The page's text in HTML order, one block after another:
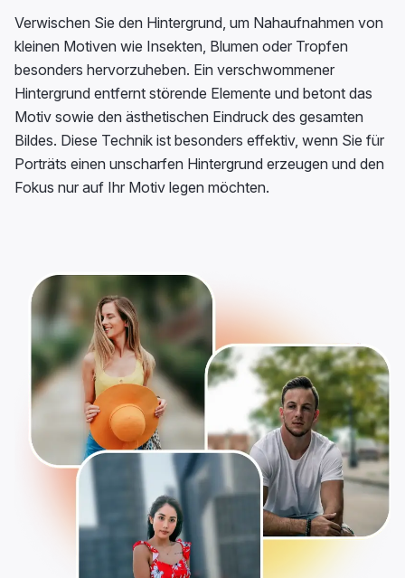
Verwischen Sie den Hintergrund, um Nahaufnahmen von
kleinen Motiven wie Insekten, Blumen oder Tropfen
besonders hervorzuheben. Ein verschwommener
Hintergrund entfernt störende Elemente und betont das
Motiv sowie den ästhetischen Eindruck des gesamten
Bildes. Diese Technik ist besonders effektiv, wenn Sie für
Porträts einen unscharfen Hintergrund erzeugen und den
Fokus nur auf Ihr Motiv legen möchten.